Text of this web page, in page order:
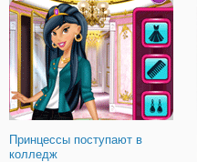
Принцессы поступают в
колледж